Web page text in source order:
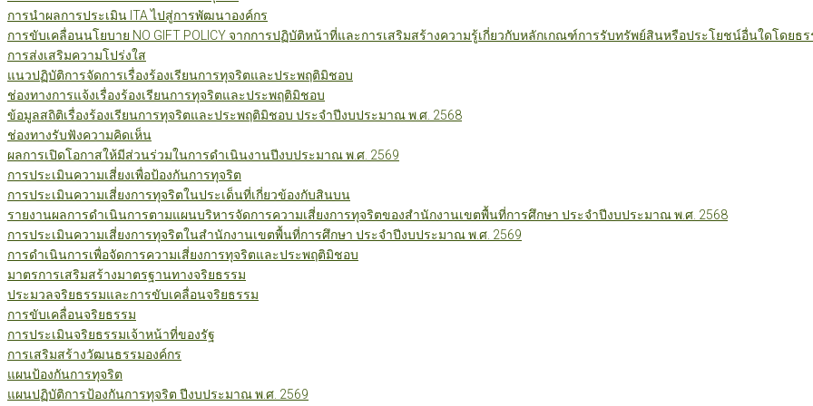
การนำผลการประเมิน ITA ไปสู่การพัฒนาองค์กร
การขับเคลื่อนนโยบาย NO GIFT POLICY จากการปฏิบัติหน้าที่และการเสริมสร้างความรู้เกี่ยวกับหลักเกณฑ์การรับทรัพย์สินหรือประโยชน์อื่นใดโดยธ
การส่งเสริมความโปร่งใส
แนวปฏิบัติการจัดการเรื่องร้องเรียนการทุจริตและประพฤติมิชอบ
ช่องทางการแจ้งเรื่องร้องเรียนการทุจริตและประพฤติมิชอบ
ข้อมูลสถิติเรื่องร้องเรียนการทุจริตและประพฤติมิชอบ ประจำปีงบประมาณ พ.ศ. 2568
ช่องทางรับฟังความคิดเห็น
ผลการเปิดโอกาสให้มีส่วนร่วมในการดำเนินงานปีงบประมาณ พ.ศ. 2569
การประเมินความเสี่ยงเพื่อป้องกันการทุจริต
การประเมินความเสี่ยงการทุจริตในประเด็นที่เกี่ยวข้องกับสินบน
รายงานผลการดำเนินการตามแผนบริหารจัดการความเสี่ยงการทุจริตของสำนักงานเขตพื้นที่การศึกษา ประจำปีงบประมาณ พ.ศ. 2568
การประเมินความเสี่ยงการทุจริตในสำนักงานเขตพื้นที่การศึกษา ประจำปีงบประมาณ พ.ศ. 2569
การดำเนินการเพื่อจัดการความเสี่ยงการทุจริตและประพฤติมิชอบ
มาตรการเสริมสร้างมาตรฐานทางจริยธรรม
ประมวลจริยธรรมและการขับเคลื่อนจริยธรรม
การขับเคลื่อนจริยธรรม
การประเมินจริยธรรมเจ้าหน้าที่ของรัฐ
การเสริมสร้างวัฒนธรรมองค์กร
แผนป้องกันการทุจริต
แผนปฏิบัติการป้องกันการทุจริต ปีงบประมาณ พ.ศ. 2569